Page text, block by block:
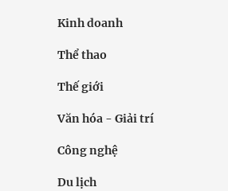
Kinh doanh
Thể thao
Thế giới
Văn hóa - Giải trí
Công nghệ
Du lịch